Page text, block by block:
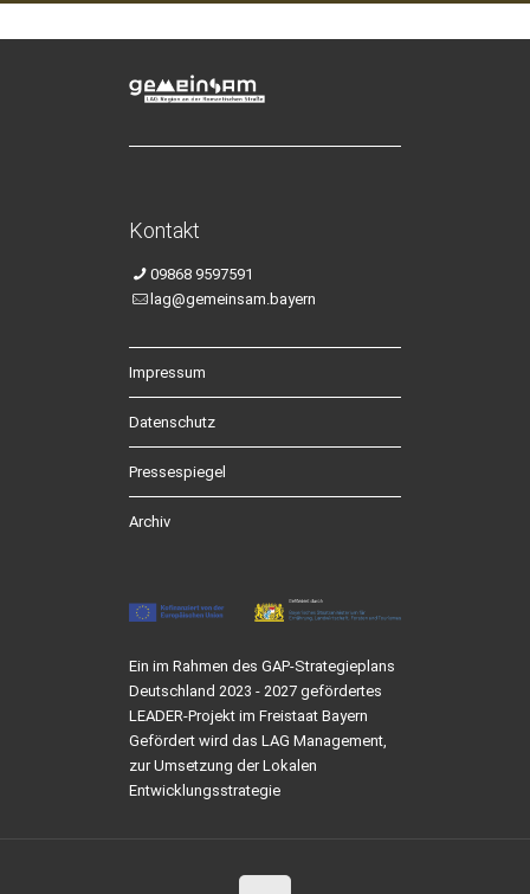
Kontakt
09868 9597591
lag@gemeinsam.bayern
Impressum
Datenschutz
Pressespiegel
Archiv
Ein im Rahmen des GAP-Strategieplans
Deutschland 2023 - 2027 gefördertes
LEADER-Projekt im Freistaat Bayern
Gefördert wird das LAG Management,
zur Umsetzung der Lokalen
Entwicklungsstrategie